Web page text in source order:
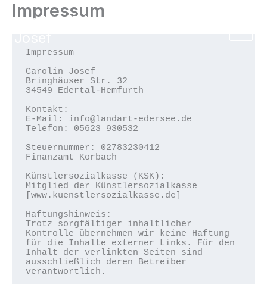
Zum
LandArt Edersee - Carolin
Impressum
Impressum
Carolin Josef
Bringhäuser Str. 32
34549 Edertal-Hemfurth
Kontakt:
E-Mail: info@landart-edersee.de
Telefon: 05623 930532
Steuernummer: 02783230412
Finanzamt Korbach
Künstlersozialkasse (KSK):
Mitglied der Künstlersozialkasse
[www.kuenstlersozialkasse.de]
Haftungshinweis:
Trotz sorgfältiger inhaltlicher
Kontrolle übernehmen wir keine Haftung
für die Inhalte externer Links. Für den
Inhalt der verlinkten Seiten sind
ausschließlich deren Betreiber
verantwortlich.